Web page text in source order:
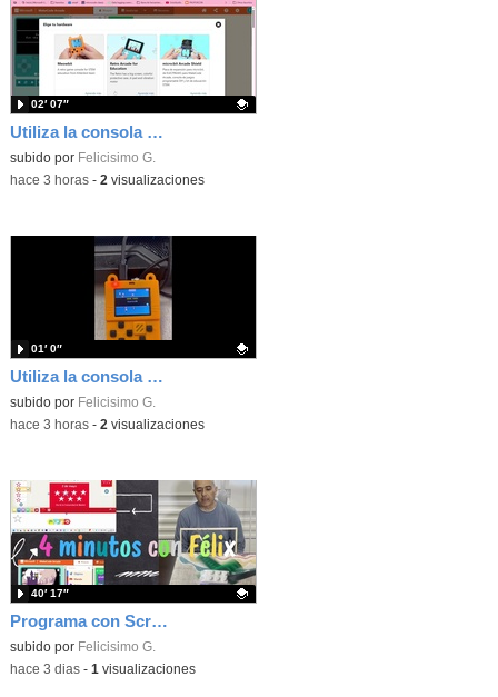
Utiliza la consola Mewbit de Kittenbot para llevar tus juegos arcade de MakeCode a tu mano
Contenido educativo.
subido por Felicisimo G.
02′ 07″
-hace 3 horas- 2 visualizaciones
Utiliza la consola Meowbit de KIttenbot para jugar con tus programas MakeCode Arcade
Contenido educativo.
subido por Felicisimo G.
01′ 0″
-hace 3 horas- 2 visualizaciones
Programa con Scratch, 8 diferentes juegos para vivir la emoción de los partidos de España en el mundial 2026
Contenido educativo.
subido por Felicisimo G.
40′ 17″
-hace 3 dias- 1 visualizaciones